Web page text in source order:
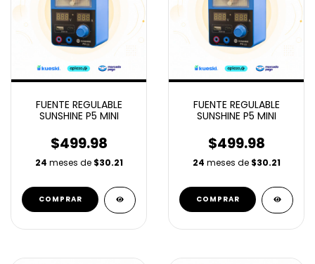
FUENTE REGULABLE
SUNSHINE P5 MINI
$499.98
24 meses de $30.21
FUENTE REGULABLE
SUNSHINE P5 MINI
$499.98
24 meses de $30.21